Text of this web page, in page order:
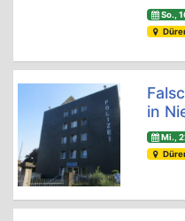
So.,
in
Mi.,